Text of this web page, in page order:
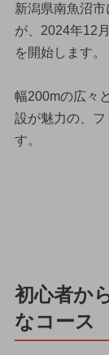
新潟県南魚沼市
が、2024年12
を開始します。
幅200mの広々
設が魅力の、
す。
初心者か
なコース